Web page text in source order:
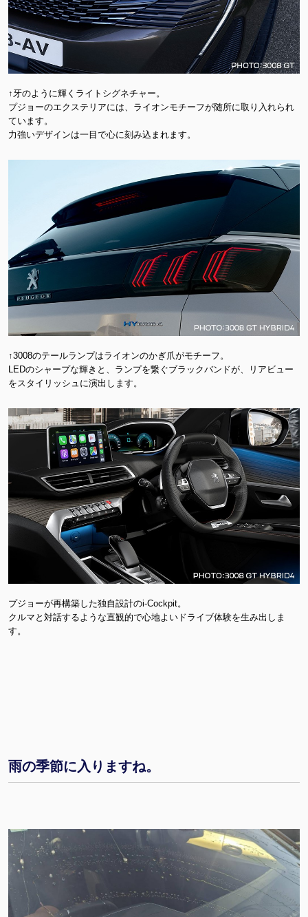
↑牙のように輝くライトシグネチャー。
プジョーのエクステリアには、ライオンモチーフが随所に取り入れられ
ています。
力強いデザインは一目で心に刻み込まれます。
↑3008のテールランプはライオンのかぎ爪がモチーフ。
LEDのシャープな輝きと、ランプを繋ぐブラックバンドが、リアビュー
をスタイリッシュに演出します。
プジョーが再構築した独自設計のi-Cockpit。
クルマと対話するような直観的で心地よいドライブ体験を生み出しま
す。
雨の季節に入りますね。